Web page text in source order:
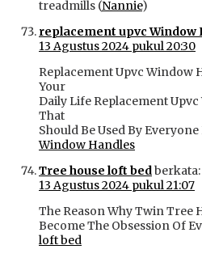
treadmills (Nannie)
replacement upvc Window
13 Agustus 2024 pukul 20:30
Replacement Upvc Window
Your
Daily Life Replacement
That
Should Be Used By
Window Handles
Tree house loft bedberkata:
13 Agustus 2024 pukul 21:07
The Reason Why Twin Tree
Become The Obsession Of
loft bed